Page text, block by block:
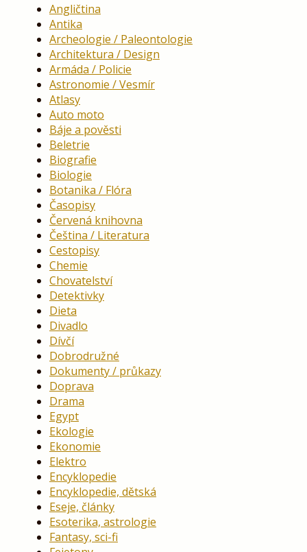
Angličtina
Antika
Archeologie / Paleontologie
Architektura / Design
Armáda / Policie
Astronomie / Vesmír
Atlasy
Auto moto
Báje a pověsti
Beletrie
Biografie
Biologie
Botanika / Flóra
Časopisy
Červená knihovna
Čeština / Literatura
Cestopisy
Chemie
Chovatelství
Detektivky
Dieta
Divadlo
Dívčí
Dobrodružné
Dokumenty / průkazy
Doprava
Drama
Egypt
Ekologie
Ekonomie
Elektro
Encyklopedie
Encyklopedie, dětská
Eseje, články
Esoterika, astrologie
Fantasy, sci-fi